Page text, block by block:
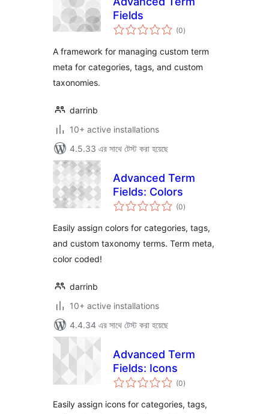
Fields
(0total
ratings
)
A framework for managing custom term
meta for categories, tags, and custom
taxonomies.
darrinb
10+ active installations
4.5.33 এর সাথে টেস্ট করা হয়েছে
Advanced Term
Fields: Colors
(0total
ratings
)
Easily assign colors for categories, tags,
and custom taxonomy terms. Term meta,
color coded!
darrinb
10+ active installations
4.4.34 এর সাথে টেস্ট করা হয়েছে
Advanced Term
Fields: Icons
(0total
ratings
)
Easily assign icons for categories, tags,